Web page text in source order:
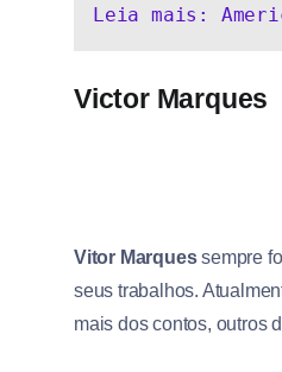
Leia mais:
Victor Marques
Vitor Marquessempre
seus trabalhos.
mais dos contos, outros